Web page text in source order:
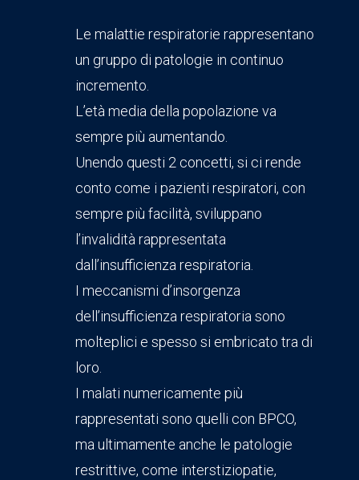
Le malattie respiratorie rappresentano
un gruppo di patologie in continuo
incremento.
L’età media della popolazione va
sempre più aumentando.
Unendo questi 2 concetti, si ci rende
conto come i pazienti respiratori, con
sempre più facilità, sviluppano
l’invalidità rappresentata
dall’insufficienza respiratoria.
I meccanismi d’insorgenza
dell’insufficienza respiratoria sono
molteplici e spesso si embricato tra di
loro.
I malati numericamente più
rappresentati sono quelli con BPCO,
ma ultimamente anche le patologie
restrittive, come interstiziopatie,